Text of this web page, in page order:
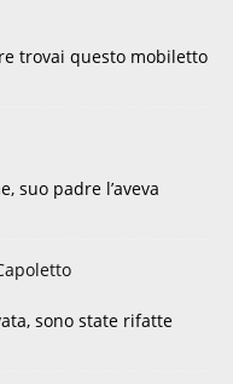
trovai questo mobiletto
suo padre l’aveva
sono state rifatte